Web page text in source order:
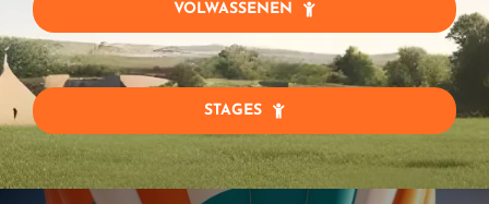
VOLWASSENEN
STAGES